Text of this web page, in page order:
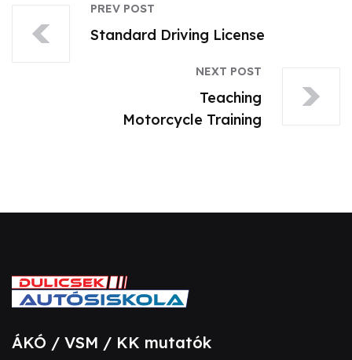
PREV POST
Standard Driving License
NEXT POST
Teaching
Motorcycle Training
ÁKÓ / VSM / KK mutatók